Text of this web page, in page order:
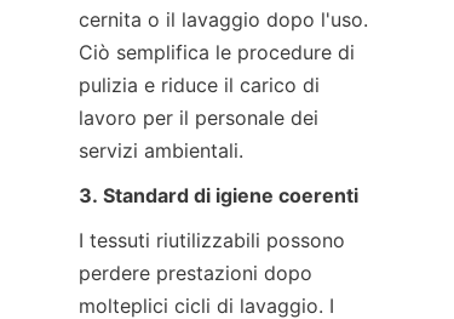
cernita o il lavaggio dopo l'uso.
Ciò semplifica le procedure di
pulizia e riduce il carico di
lavoro per il personale dei
servizi ambientali.
3. Standard di igiene coerenti
I tessuti riutilizzabili possono
perdere prestazioni dopo
molteplici cicli di lavaggio. I